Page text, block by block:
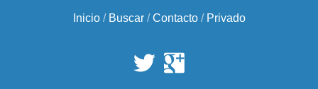
Inicio/ Buscar/Contacto/ Privado